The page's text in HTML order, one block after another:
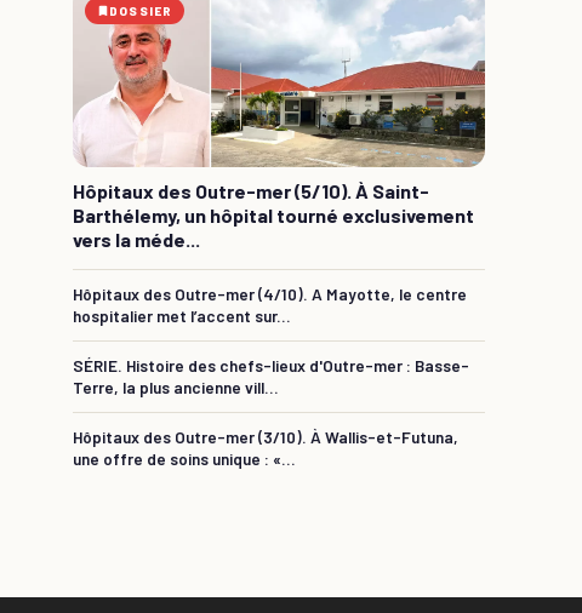
DOSSIER
Hôpitaux des Outre-mer (5/10). À Saint-
Barthélemy, un hôpital tourné exclusivement
vers la méde...
Hôpitaux des Outre-mer (4/10). A Mayotte, le centre
hospitalier met l’accent sur...
SÉRIE. Histoire des chefs-lieux d'Outre-mer : Basse-
Terre, la plus ancienne vill...
Hôpitaux des Outre-mer (3/10). À Wallis-et-Futuna,
une offre de soins unique : «...